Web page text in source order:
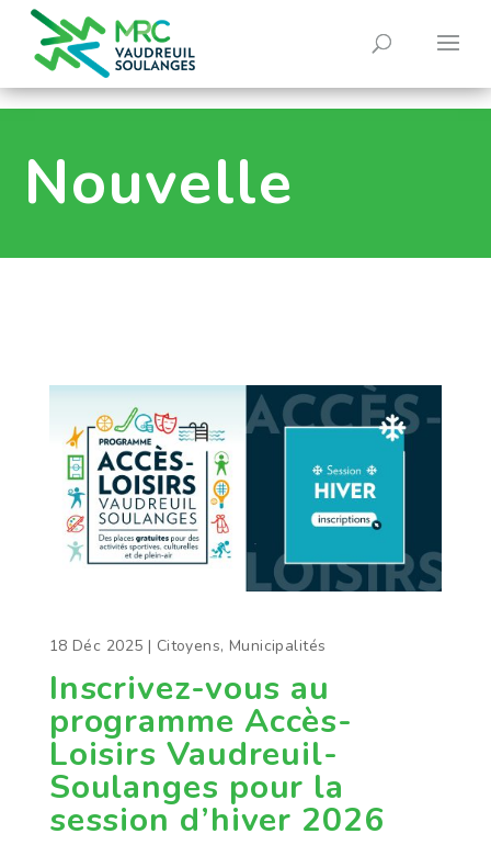
Nouvelle
Inscrivez-vous au
programme Accès-
Loisirs Vaudreuil-
Soulanges pour la
session d’hiver 2026
18 Déc 2025 | Citoyens, Municipalités